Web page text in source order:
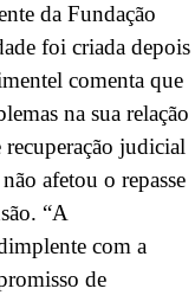
da Fundação
foi criada depois
comenta que
na sua relação
judicial
afetou o repasse
“A
com a
de